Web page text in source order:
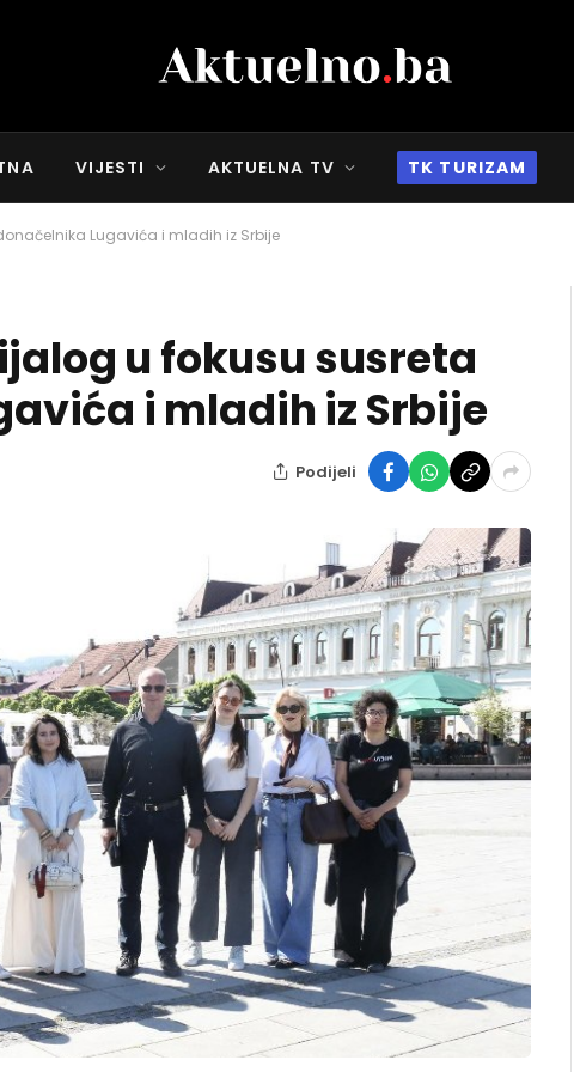
VIJESTI AKTUELNA TV TK TURIZAM
Lugavića i mladih iz Srbije
u fokusu susreta
i mladih iz Srbije
Podijeli